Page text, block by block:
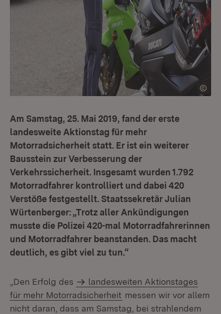
Am Samstag, 25. Mai 2019, fand der erste
landesweite Aktionstag für mehr
Motorradsicherheit statt. Er ist ein weiterer
Bausstein zur Verbesserung der
Verkehrssicherheit. Insgesamt wurden 1.792
Motorradfahrer kontrolliert und dabei 420
Verstöße festgestellt. Staatssekretär Julian
Würtenberger: „Trotz aller Ankündigungen
musste die Polizei 420-mal Motorradfahrerinnen
und Motorradfahrer beanstanden. Das macht
deutlich, es gibt viel zu tun.“
„Den Erfolg des
landesweiten Aktionstages
für mehr Motorradsicherheit messen wir vor allem
nicht daran, dass am Samstag, bei strahlendem